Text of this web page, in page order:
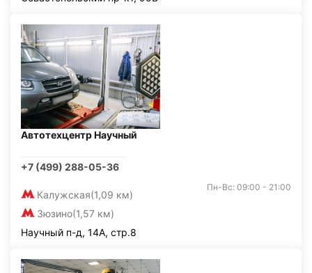
Автотехцентр Научный
+7 (499) 288-05-36
Калужская(1,09 км)
Зюзино(1,57 км)
Пн-Вс: 09:00 - 21:00
Научный п-д, 14А, стр.8